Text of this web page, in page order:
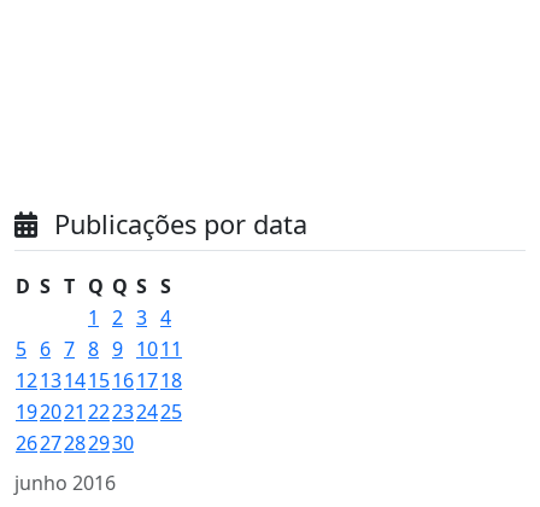
Publicações por data
junho 2016
D S T Q Q S S
1
2 3 4
5 6 7 8 9 1011
12131415161718
192021 22232425
2627282930